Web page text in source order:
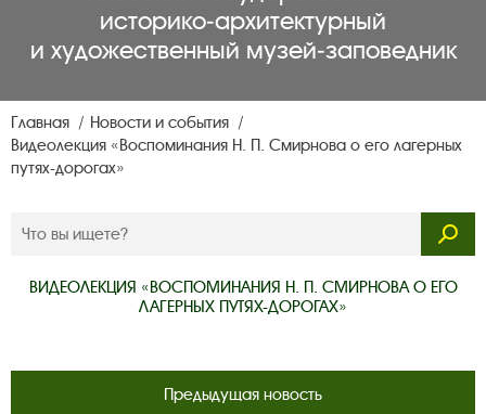
историко‑архитектурный
и художественный музей‑заповедник
Главная
Новости и события
Видеолекция «Воспоминания Н. П. Смирнова о его лагерных
путях-дорогах»
ВИДЕОЛЕКЦИЯ «ВОСПОМИНАНИЯ Н. П. СМИРНОВА О ЕГО
ЛАГЕРНЫХ ПУТЯХ-ДОРОГАХ»
Предыдущая новость